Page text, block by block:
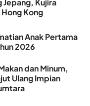
Jepang, Kujira
Kong
Anak Pertama
2026
dan Minum,
Ulang Impian